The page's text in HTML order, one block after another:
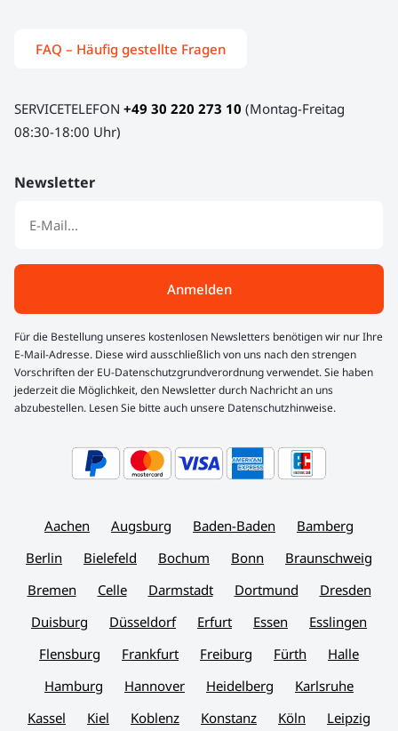
FAQ – Häufig gestellte Fragen
SERVICETELEFON +49 30 220 273 10 (Montag-Freitag
08:30-18:00 Uhr)
Newsletter
Anmelden
Für die Bestellung unseres kostenlosen Newsletters benötigen wir nur Ihre
E-Mail-Adresse. Diese wird ausschließlich von uns nach den strengen
Vorschriften der EU-Datenschutzgrundverordnung verwendet. Sie haben
jederzeit die Möglichkeit, den Newsletter durch Nachricht an uns
abzubestellen. Lesen Sie bitte auch unsere Datenschutzhinweise.
Aachen Augsburg Baden-Baden
Bamberg
Berlin
Bielefeld Bochum Bonn
Braunschweig
Bremen
Celle Darmstadt Dortmund
Dresden
Duisburg
Düsseldorf Erfurt Essen
Esslingen
Flensburg
Frankfurt Freiburg Fürth
Halle
Hamburg
Hannover Heidelberg
Karlsruhe
Kassel
Kiel Koblenz Konstanz Köln
Leipzig